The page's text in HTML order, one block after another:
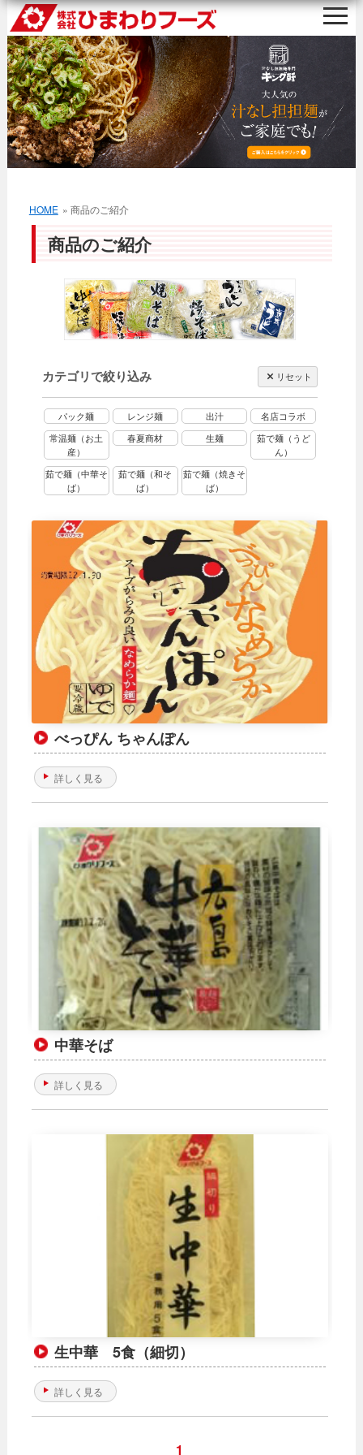
HOME » 商品のご紹介
商品のご紹介
カテゴリで絞り込み リセット
パック麺 レンジ麺 出汁
名店コラボ
常温麺（お土
産）
春夏商材 生麺
茹で麺（うど
ん）
茹で麺（中華そ
ば）
茹で麺（和そ
ば）
茹で麺（焼きそ
ば）
べっぴん ちゃんぽん
詳しく見る
中華そば
詳しく見る
生中華 5食（細切）
詳しく見る
1